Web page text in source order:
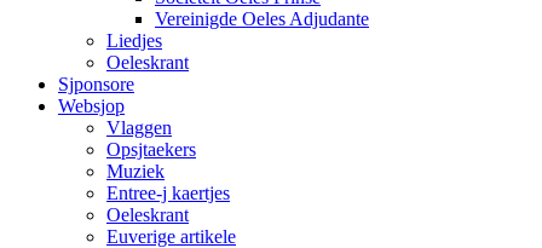
Vereinigde Oeles Adjudante
Liedjes
Oeleskrant
Sjponsore
Websjop
Vlaggen
Opsjtaekers
Muziek
Entree-j kaertjes
Oeleskrant
Euverige artikele